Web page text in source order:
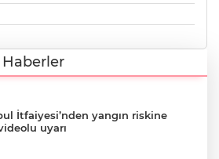
İtfaiyesi’nden yangın riskine
uyarı